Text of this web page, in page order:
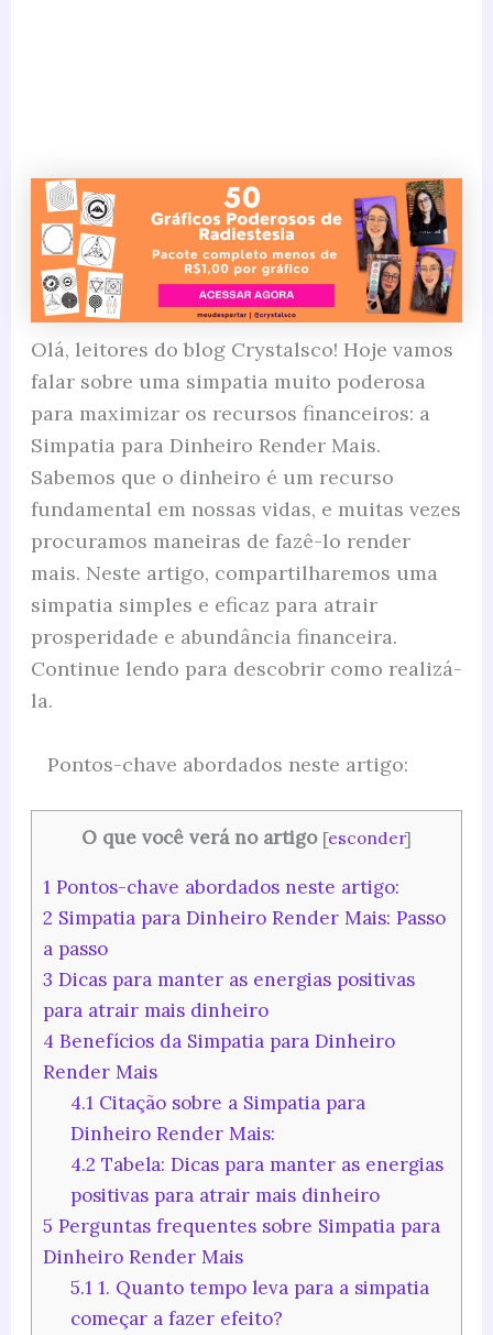
Olá, leitores do blog Crystalsco! Hoje vamos
falar sobre uma simpatia muito poderosa
para maximizar os recursos financeiros: a
Simpatia para Dinheiro Render Mais.
Sabemos que o dinheiro é um recurso
fundamental em nossas vidas, e muitas vezes
procuramos maneiras de fazê-lo render
mais. Neste artigo, compartilharemos uma
simpatia simples e eficaz para atrair
prosperidade e abundância financeira.
Continue lendo para descobrir como realizá-
la.
Pontos-chave abordados neste artigo:
O que você verá no artigo [esconder]
1Pontos-chave abordados neste artigo:
2 Simpatia para Dinheiro Render Mais: Passo
a passo
3 Dicas para manter as energias positivas
para atrair mais dinheiro
4 Benefícios da Simpatia para Dinheiro
Render Mais
4.1 Citação sobre a Simpatia para
Dinheiro Render Mais:
4.2 Tabela: Dicas para manter as energias
positivas para atrair mais dinheiro
5 Perguntas frequentes sobre Simpatia para
Dinheiro Render Mais
5.1 1. Quanto tempo leva para a simpatia
começar a fazer efeito?